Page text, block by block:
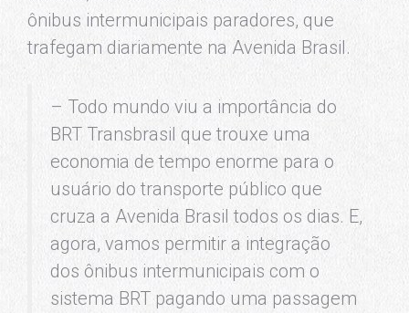
ônibus intermunicipais paradores, que
trafegam diariamente na Avenida Brasil.
– Todo mundo viu a importância do
BRT Transbrasil que trouxe uma
economia de tempo enorme para o
usuário do transporte público que
cruza a Avenida Brasil todos os dias. E,
agora, vamos permitir a integração
dos ônibus intermunicipais com o
sistema BRT pagando uma passagem